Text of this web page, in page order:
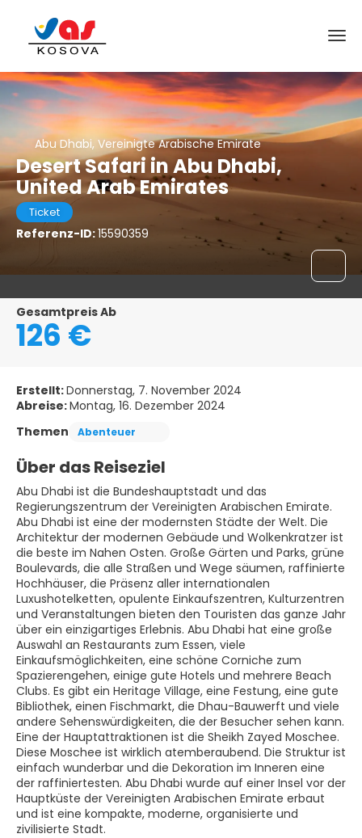
Abu Dhabi, Vereinigte Arabische Emirate
Desert Safari in Abu Dhabi,
United Arab Emirates
Ticket
Referenz-ID:15590359
Gesamtpreis Ab
126 €
Erstellt:Donnerstag, 7. November 2024
Abreise:Montag, 16. Dezember 2024
Themen
Abenteuer
Über das Reiseziel
Abu Dhabi ist die Bundeshauptstadt und das
Regierungszentrum der Vereinigten Arabischen Emirate.
Abu Dhabi ist eine der modernsten Städte der Welt. Die
Architektur der modernen Gebäude und Wolkenkratzer ist
die beste im Nahen Osten. Große Gärten und Parks, grüne
Boulevards, die alle Straßen und Wege säumen, raffinierte
Hochhäuser, die Präsenz aller internationalen
Luxushotelketten, opulente Einkaufszentren, Kulturzentren
und Veranstaltungen bieten den Touristen das ganze Jahr
über ein einzigartiges Erlebnis. Abu Dhabi hat eine große
Auswahl an Restaurants zum Essen, viele
Einkaufsmöglichkeiten, eine schöne Corniche zum
Spazierengehen, einige gute Hotels und mehrere Beach
Clubs. Es gibt ein Heritage Village, eine Festung, eine gute
Bibliothek, einen Fischmarkt, die Dhau-Bauwerft und viele
andere Sehenswürdigkeiten, die der Besucher sehen kann.
Eine der Hauptattraktionen ist die Sheikh Zayed Moschee.
Diese Moschee ist wirklich atemberaubend. Die Struktur ist
einfach wunderbar und die Dekoration im Inneren eine
der raffiniertesten. Abu Dhabi wurde auf einer Insel vor der
Hauptküste der Vereinigten Arabischen Emirate erbaut
und ist eine kompakte, moderne, organisierte und
zivilisierte Stadt.